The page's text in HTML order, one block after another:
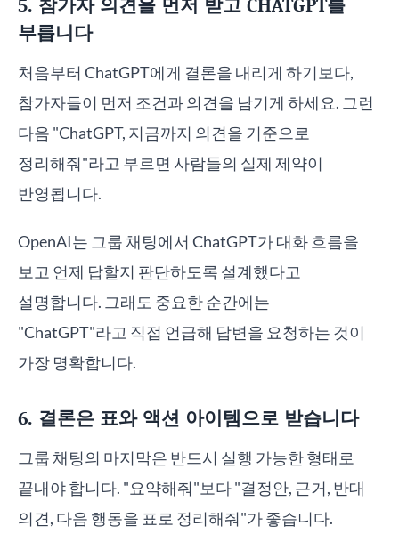
부릅니다
처음부터 ChatGPT에게 결론을 내리게 하기보다,
참가자들이 먼저 조건과 의견을 남기게 하세요. 그런
다음 "ChatGPT, 지금까지 의견을 기준으로
정리해줘"라고 부르면 사람들의 실제 제약이
반영됩니다.
OpenAI는 그룹 채팅에서 ChatGPT가 대화 흐름을
보고 언제 답할지 판단하도록 설계했다고
설명합니다. 그래도 중요한 순간에는
"ChatGPT"라고 직접 언급해 답변을 요청하는 것이
가장 명확합니다.
6. 결론은 표와 액션 아이템으로 받습니다
그룹 채팅의 마지막은 반드시 실행 가능한 형태로
끝내야 합니다. "요약해줘"보다 "결정안, 근거, 반대
의견, 다음 행동을 표로 정리해줘"가 좋습니다.